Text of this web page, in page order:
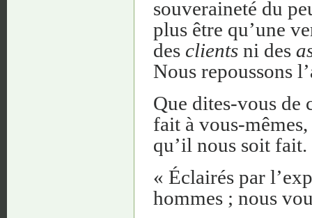
souveraineté du
plus être qu’une
des clients ni des
Nous repoussons
Que dites-vous de
fait à vous-
qu’il nous soit fait.
« Éclairés par
hommes ; nous